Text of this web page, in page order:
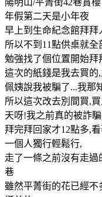
年假第二天是小年夜
早上到生命紀念館拜拜
所以不到11點供桌就全
勉強找了個位置開始拜
這次的紙錢是我去買的
佩姨說我被騙了...我那
所以這次改去別間買,
天呀!我之前真的被詐
拜完拜回家才12點多,
一個人獨行輕鬆行,
走了一條之前沒有走過
巷
雖然平菁街的花已經